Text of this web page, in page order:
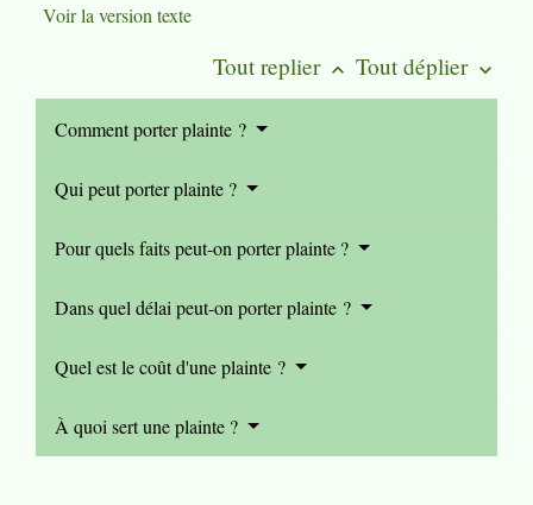
Voir la version texte
Tout replier keyboard_arrow_up Tout déplier keyboard_arrow_down
Comment porter plainte ?
Qui peut porter plainte ?
Pour quels faits peut-on porter plainte ?
Dans quel délai peut-on porter plainte ?
Quel est le coût d'une plainte ?
À quoi sert une plainte ?